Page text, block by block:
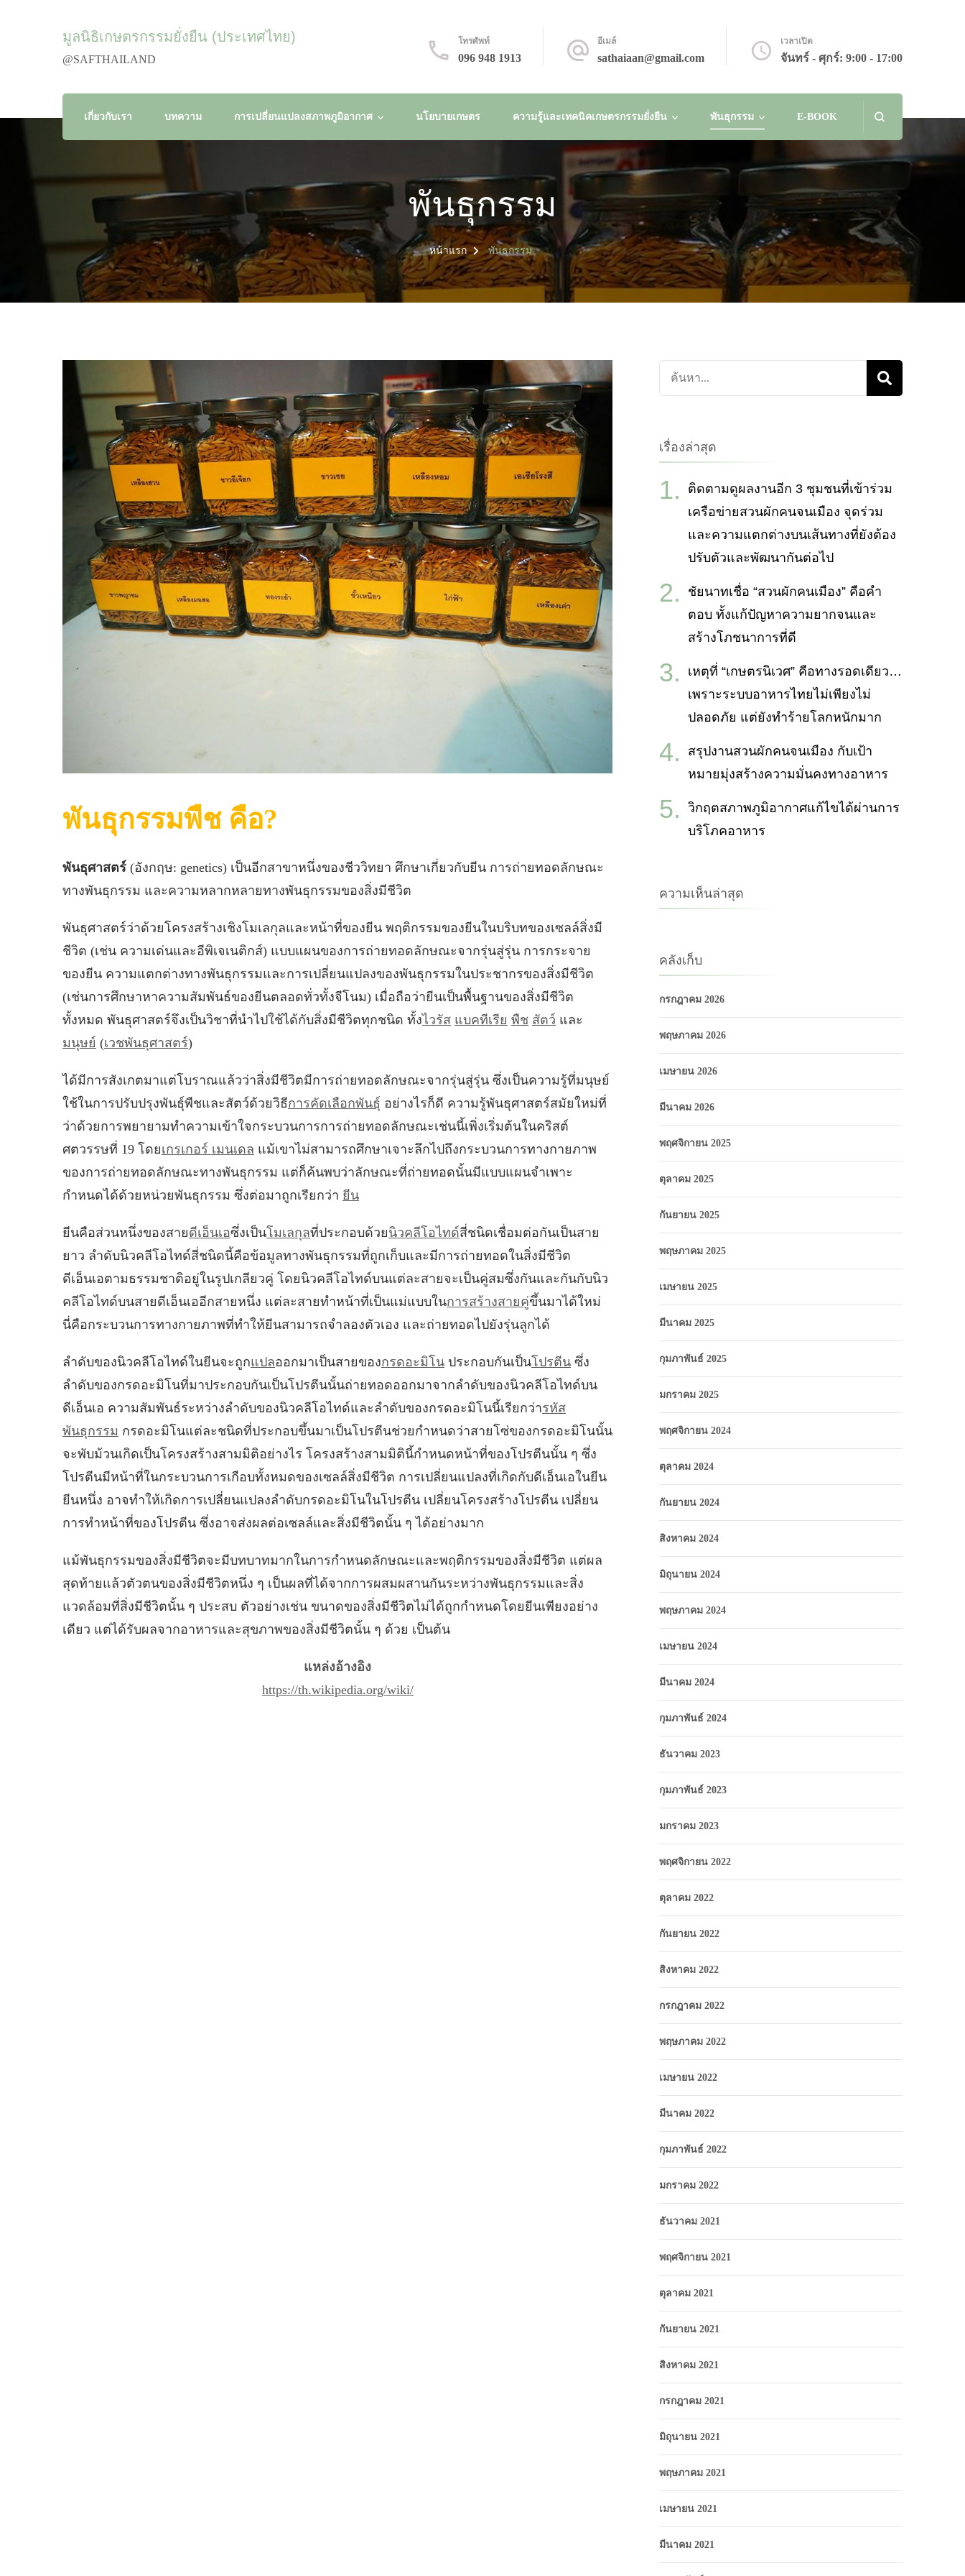
มูลนิธิเกษตรกรรมยั่งยืน (ประเทศไทย)
@SAFTHAILAND
โทรศัพท์
096 948 1913
อีเมล์
sathaiaan@gmail.com
เวลาเปิด
จันทร์ - ศุกร์: 9:00 - 17:00
เกี่ยวกับเรา บทความ การเปลี่ยนแปลงสภาพภูมิอากาศ นโยบายเกษตร ความรู้และเทคนิคเกษตรกรรมยั่งยืน พันธุกรรม E-BOOK
พันธุกรรม
หน้าแรก พันธุกรรม
พันธุกรรมพืช คือ?
พันธุศาสตร์ (อังกฤษ: genetics) เป็นอีกสาขาหนึ่งของชีววิทยา ศึกษาเกี่ยวกับยีน การถ่ายทอดลักษณะ
ทางพันธุกรรม และความหลากหลายทางพันธุกรรมของสิ่งมีชีวิต
พันธุศาสตร์ว่าด้วยโครงสร้างเชิงโมเลกุลและหน้าที่ของยีน พฤติกรรมของยีนในบริบทของเซลล์สิ่งมี
ชีวิต (เช่น ความเด่นและอีพิเจเนติกส์) แบบแผนของการถ่ายทอดลักษณะจากรุ่นสู่รุ่น การกระจาย
ของยีน ความแตกต่างทางพันธุกรรมและการเปลี่ยนแปลงของพันธุกรรมในประชากรของสิ่งมีชีวิต
(เช่นการศึกษาหาความสัมพันธ์ของยีนตลอดทั่วทั้งจีโนม) เมื่อถือว่ายีนเป็นพื้นฐานของสิ่งมีชีวิต
ทั้งหมด พันธุศาสตร์จึงเป็นวิชาที่นำไปใช้ได้กับสิ่งมีชีวิตทุกชนิด ทั้งไวรัส แบคทีเรีย พืช สัตว์ และ
มนุษย์ (เวชพันธุศาสตร์)
ได้มีการสังเกตมาแต่โบราณแล้วว่าสิ่งมีชีวิตมีการถ่ายทอดลักษณะจากรุ่นสู่รุ่น ซึ่งเป็นความรู้ที่มนุษย์
ใช้ในการปรับปรุงพันธุ์พืชและสัตว์ด้วยวิธีการคัดเลือกพันธุ์ อย่างไรก็ดี ความรู้พันธุศาสตร์สมัยใหม่ที่
ว่าด้วยการพยายามทำความเข้าใจกระบวนการการถ่ายทอดลักษณะเช่นนี้เพิ่งเริ่มต้นในคริสต์
ศตวรรษที่ 19 โดยเกรเกอร์ เมนเดล แม้เขาไม่สามารถศึกษาเจาะลึกไปถึงกระบวนการทางกายภาพ
ของการถ่ายทอดลักษณะทางพันธุกรรม แต่ก็ค้นพบว่าลักษณะที่ถ่ายทอดนั้นมีแบบแผนจำเพาะ
กำหนดได้ด้วยหน่วยพันธุกรรม ซึ่งต่อมาถูกเรียกว่า ยีน
ยีนคือส่วนหนึ่งของสายดีเอ็นเอซึ่งเป็นโมเลกุลที่ประกอบด้วยนิวคลีโอไทด์สี่ชนิดเชื่อมต่อกันเป็นสาย
ยาว ลำดับนิวคลีโอไทด์สี่ชนิดนี้คือข้อมูลทางพันธุกรรมที่ถูกเก็บและมีการถ่ายทอดในสิ่งมีชีวิต
ดีเอ็นเอตามธรรมชาติอยู่ในรูปเกลียวคู่ โดยนิวคลีโอไทด์บนแต่ละสายจะเป็นคู่สมซึ่งกันและกันกับนิว
คลีโอไทด์บนสายดีเอ็นเออีกสายหนึ่ง แต่ละสายทำหน้าที่เป็นแม่แบบในการสร้างสายคู่ขึ้นมาได้ใหม่
นี่คือกระบวนการทางกายภาพที่ทำให้ยีนสามารถจำลองตัวเอง และถ่ายทอดไปยังรุ่นลูกได้
ลำดับของนิวคลีโอไทด์ในยีนจะถูกแปลออกมาเป็นสายของกรดอะมิโน ประกอบกันเป็นโปรตีน ซึ่ง
ลำดับของกรดอะมิโนที่มาประกอบกันเป็นโปรตีนนั้นถ่ายทอดออกมาจากลำดับของนิวคลีโอไทด์บน
ดีเอ็นเอ ความสัมพันธ์ระหว่างลำดับของนิวคลีโอไทด์และลำดับของกรดอะมิโนนี้เรียกว่ารหัส
พันธุกรรม กรดอะมิโนแต่ละชนิดที่ประกอบขึ้นมาเป็นโปรตีนช่วยกำหนดว่าสายโซ่ของกรดอะมิโนนั้น
จะพับม้วนเกิดเป็นโครงสร้างสามมิติอย่างไร โครงสร้างสามมิตินี้กำหนดหน้าที่ของโปรตีนนั้น ๆ ซึ่ง
โปรตีนมีหน้าที่ในกระบวนการเกือบทั้งหมดของเซลล์สิ่งมีชีวิต การเปลี่ยนแปลงที่เกิดกับดีเอ็นเอในยีน
ยีนหนึ่ง อาจทำให้เกิดการเปลี่ยนแปลงลำดับกรดอะมิโนในโปรตีน เปลี่ยนโครงสร้างโปรตีน เปลี่ยน
การทำหน้าที่ของโปรตีน ซึ่งอาจส่งผลต่อเซลล์และสิ่งมีชีวิตนั้น ๆ ได้อย่างมาก
แม้พันธุกรรมของสิ่งมีชีวิตจะมีบทบาทมากในการกำหนดลักษณะและพฤติกรรมของสิ่งมีชีวิต แต่ผล
สุดท้ายแล้วตัวตนของสิ่งมีชีวิตหนึ่ง ๆ เป็นผลที่ได้จากการผสมผสานกันระหว่างพันธุกรรมและสิ่ง
แวดล้อมที่สิ่งมีชีวิตนั้น ๆ ประสบ ตัวอย่างเช่น ขนาดของสิ่งมีชีวิตไม่ได้ถูกกำหนดโดยยีนเพียงอย่าง
เดียว แต่ได้รับผลจากอาหารและสุขภาพของสิ่งมีชีวิตนั้น ๆ ด้วย เป็นต้น
แหล่งอ้างอิง
https://th.wikipedia.org/wiki/
ค้นหา
เกี่ยว
เรื่องล่าสุด
ติดตามดูผลงานอีก 3 ชุมชนที่เข้าร่วม
เครือข่ายสวนผักคนจนเมือง จุดร่วม
และความแตกต่างบนเส้นทางที่ยังต้อง
ปรับตัวและพัฒนากันต่อไป
ชัยนาทเชื่อ “สวนผักคนเมือง” คือคำ
ตอบ ทั้งแก้ปัญหาความยากจนและ
สร้างโภชนาการที่ดี
เหตุที่ “เกษตรนิเวศ” คือทางรอดเดียว…
เพราะระบบอาหารไทยไม่เพียงไม่
ปลอดภัย แต่ยังทำร้ายโลกหนักมาก
สรุปงานสวนผักคนจนเมือง กับเป้า
หมายมุ่งสร้างความมั่นคงทางอาหาร
วิกฤตสภาพภูมิอากาศแก้ไขได้ผ่านการ
บริโภคอาหาร
ความเห็นล่าสุด
คลังเก็บ
กรกฎาคม 2026
พฤษภาคม 2026
เมษายน 2026
มีนาคม 2026
พฤศจิกายน 2025
ตุลาคม 2025
กันยายน 2025
พฤษภาคม 2025
เมษายน 2025
มีนาคม 2025
กุมภาพันธ์ 2025
มกราคม 2025
พฤศจิกายน 2024
ตุลาคม 2024
กันยายน 2024
สิงหาคม 2024
มิถุนายน 2024
พฤษภาคม 2024
เมษายน 2024
มีนาคม 2024
กุมภาพันธ์ 2024
ธันวาคม 2023
กุมภาพันธ์ 2023
มกราคม 2023
พฤศจิกายน 2022
ตุลาคม 2022
กันยายน 2022
สิงหาคม 2022
กรกฎาคม 2022
พฤษภาคม 2022
เมษายน 2022
มีนาคม 2022
กุมภาพันธ์ 2022
มกราคม 2022
ธันวาคม 2021
พฤศจิกายน 2021
ตุลาคม 2021
กันยายน 2021
สิงหาคม 2021
กรกฎาคม 2021
มิถุนายน 2021
พฤษภาคม 2021
เมษายน 2021
มีนาคม 2021